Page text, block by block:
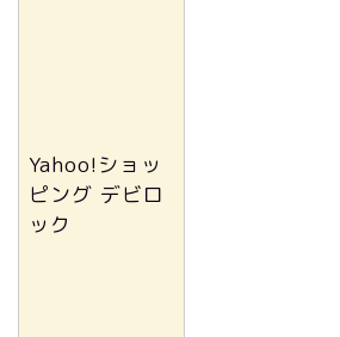
Yahoo!ショッ
ピング デビロ
ック